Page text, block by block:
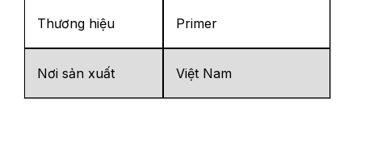
Thương hiệu Primer
Nơi sản xuất Việt Nam